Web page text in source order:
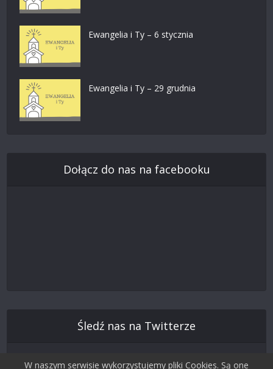
Ewangelia i Ty – 6 stycznia
Ewangelia i Ty – 29 grudnia
Dołącz do nas na facebooku
Śledź nas na Twitterze
W naszym serwisie wykorzystujemy pliki Cookies. Są one